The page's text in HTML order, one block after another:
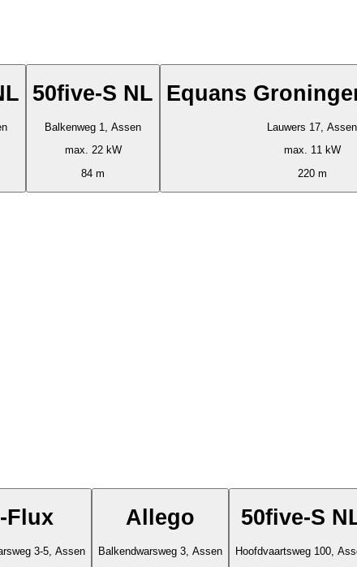
50five-S NL
Balkenweg 1, Assen
max. 22 kW
84 m
Equans
Lauwers 17, Assen
max. 11 kW
220 m
Flux
3-5, Assen
Allego
Balkendwarsweg 3, Assen
50five-S
Hoofdvaartsweg 100,